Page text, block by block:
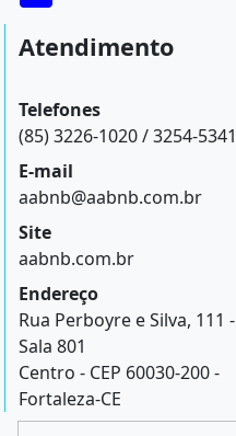
Atendimento
Telefones
(85) 3226-1020 / 3254-5341
E-mail
aabnb@aabnb.com.br
Site
aabnb.com.br
Endereço
Rua Perboyre e Silva, 111 -
Sala 801
Centro - CEP 60030-200 -
Fortaleza-CE